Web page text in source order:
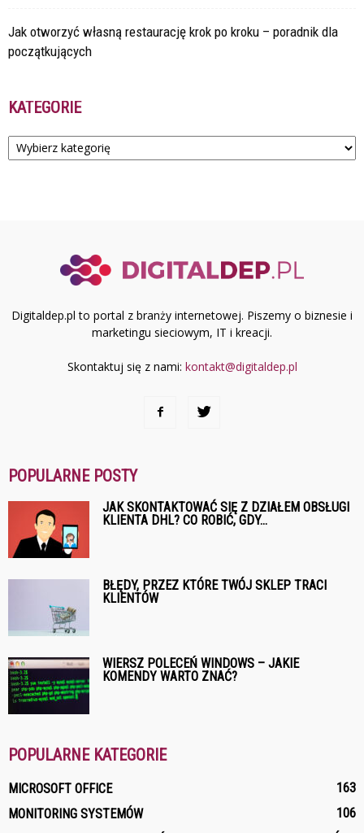
Jak otworzyć własną restaurację krok po kroku – poradnik dla
początkujących
KATEGORIE
Kategorie
Digitaldep.pl to portal z branży internetowej. Piszemy o biznesie i
marketingu sieciowym, IT i kreacji.
Skontaktuj się z nami: kontakt@digitaldep.pl
POPULARNE POSTY
JAK SKONTAKTOWAĆ SIĘ Z DZIAŁEM OBSŁUGI
KLIENTA DHL? CO ROBIĆ, GDY...
BŁĘDY, PRZEZ KTÓRE TWÓJ SKLEP TRACI
KLIENTÓW
WIERSZ POLECEŃ WINDOWS – JAKIE
KOMENDY WARTO ZNAĆ?
POPULARNE KATEGORIE
MICROSOFT OFFICE
163
MONITORING SYSTEMÓW
106